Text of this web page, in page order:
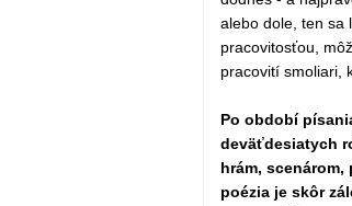
alebo dole, ten sa
pracovitosťou,
pracovití smoliari,
Po období
deväťdesiatych
hrám,
poézia je skôr